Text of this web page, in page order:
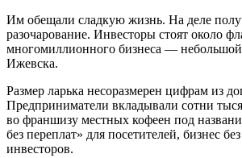
Им обещали сладкую жизнь. На деле
разочарование. Инвесторы стоят около
многомиллионного бизнеса —
Ижевска.
Размер ларька несоразмерен цифрам из
Предприниматели вкладывали сотни
во франшизу местных кофеен под
без переплат» для посетителей, бизнес
инвесторов.